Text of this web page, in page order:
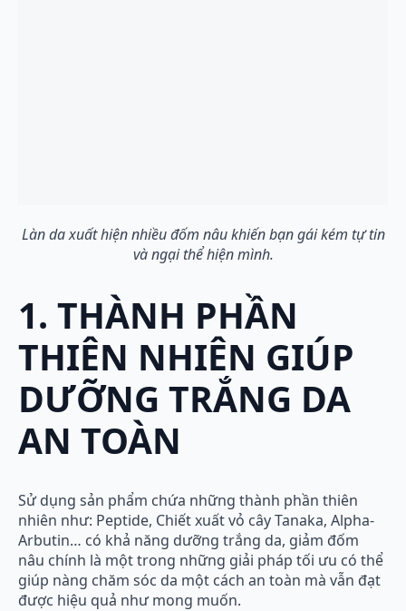
Làn da xuất hiện nhiều đốm nâu khiến bạn gái kém tự tin
và ngại thể hiện mình.
1. THÀNH PHẦN
THIÊN NHIÊN GIÚP
DƯỠNG TRẮNG DA
AN TOÀN
Sử dụng sản phẩm chứa những thành phần thiên
nhiên như: Peptide, Chiết xuất vỏ cây Tanaka, Alpha-
Arbutin… có khả năng dưỡng trắng da, giảm đốm
nâu chính là một trong những giải pháp tối ưu có thể
giúp nàng chăm sóc da một cách an toàn mà vẫn đạt
được hiệu quả như mong muốn.